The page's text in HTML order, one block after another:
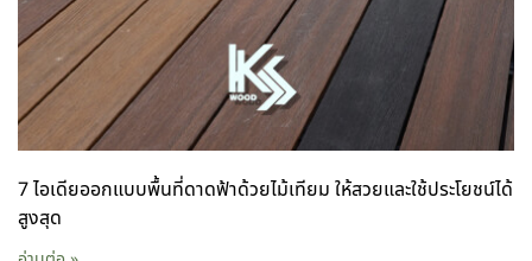
7 ไอเดียออกแบบพื้นที่ดาดฟ้าด้วยไม้เทียม ให้สวยและใช้ประโยชน์ได้
สูงสุด